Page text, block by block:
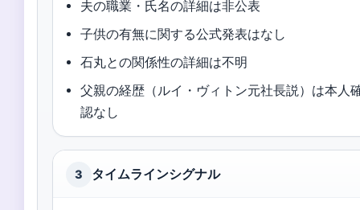
夫の職業・氏名の詳細は非公表
子供の有無に関する公式発表はなし
石丸との関係性の詳細は不明
父親の経歴（ルイ・ヴィトン元社長説）は本人
認なし
3 タイムラインシグナル